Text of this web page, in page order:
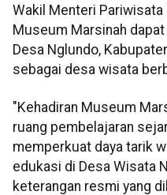
Wakil Menteri Pariwisata
Museum Marsinah
Desa Nglundo,
sebagai desa wisata
"Kehadiran Museum
ruang pembelajaran
memperkuat daya tarik
edukasi di Desa Wisata
keterangan resmi yang